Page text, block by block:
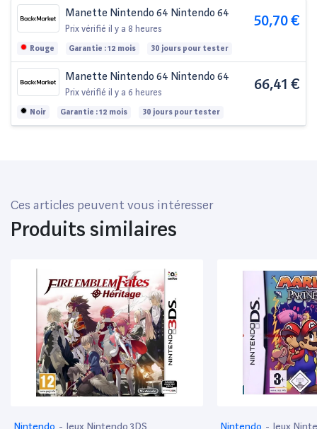
Manette Nintendo 64 Nintendo 64
Prix vérifié il y a 8 heures 50,70 €
Rouge Garantie : 12 mois 30 jours pour tester
Manette Nintendo 64 Nintendo 64
Prix vérifié il y a 6 heures 66,41 €
Noir Garantie : 12 mois 30 jours pour tester
Ces articles peuvent vous intéresser
Produits similaires
Nintendo - Jeux Nintendo 3DS Nintendo - Jeux